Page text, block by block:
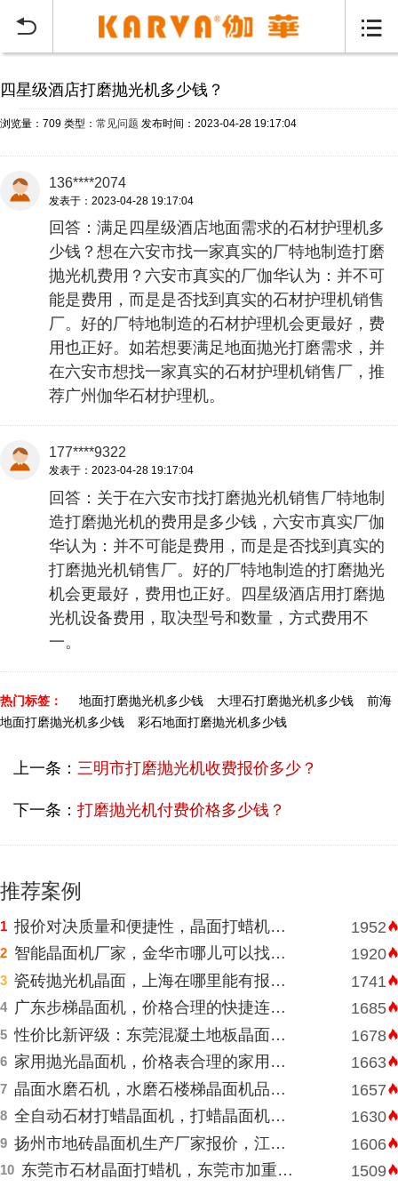
 
四星级酒店打磨抛光机多少钱？
浏览量：709 类型： 常见问题 发布时间：2023-04-28 19:17:04
136****2074
发表于：2023-04-28 19:17:04
回答：满足四星级酒店地面需求的石材护理机多
少钱？想在六安市找一家真实的厂特地制造打磨
抛光机费用？六安市真实的厂伽华认为：并不可
能是费用，而是是否找到真实的石材护理机销售
厂。好的厂特地制造的石材护理机会更最好，费
用也正好。如若想要满足地面抛光打磨需求，并
在六安市想找一家真实的石材护理机销售厂，推
荐广州伽华石材护理机。
177****9322
发表于：2023-04-28 19:17:04
回答：关于在六安市找打磨抛光机销售厂特地制
造打磨抛光机的费用是多少钱，六安市真实厂伽
华认为：并不可能是费用，而是是否找到真实的
打磨抛光机销售厂。好的厂特地制造的打磨抛光
机会更最好，费用也正好。四星级酒店用打磨抛
光机设备费用，取决型号和数量，方式费用不
一。
热门标签： 地面打磨抛光机多少钱 大理石打磨抛光机多少钱
前海
地面打磨抛光机多少钱
彩石地面打磨抛光机多少钱
上一条： 三明市打磨抛光机收费报价多少？
下一条： 打磨抛光机付费价格多少钱？
推荐案例
1 报价对决质量和便捷性，晶面打蜡机河南挑选需明智判断 1952
2 智能晶面机厂家，金华市哪儿可以找到价格表合理水磨石晶面机？ 1920
3 瓷砖抛光机晶面，上海在哪里能有报价合理高速晶面机？ 1741
4 广东步梯晶面机，价格合理的快捷连锁酒店水磨石晶面机 1685
5 性价比新评级：东莞混凝土地板晶面机的性能和耐久性胜于低廉价格表 1678
6 家用抛光晶面机，价格表合理的家用抛光晶面机 1663
7 晶面水磨石机，水磨石楼梯晶面机品牌厂家直销报价 1657
8 全自动石材打蜡晶面机，打蜡晶面机品牌厂家直销价格 1630
9 扬州市地砖晶面机生产厂家报价，江苏扬州市报价合理石材偏心单擦晶面机 1606
10 东莞市石材晶面打蜡机，东莞市加重打蜡晶面机厂家直销价格 1509